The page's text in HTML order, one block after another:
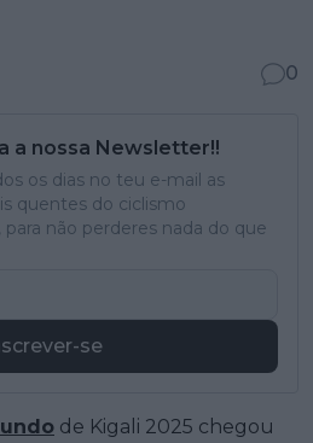
0
a nossa Newsletter!!
os dias no teu e-mail as
quentes do ciclismo
para não perderes nada do que
se
de Kigali 2025 chegou